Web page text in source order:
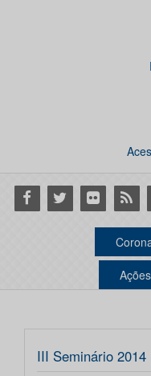
Facebook
Twitter Flickr RSS
III Seminário 2014